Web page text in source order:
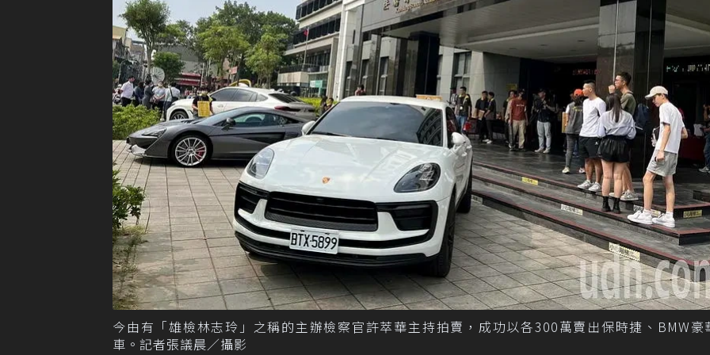
今由有「雄檢林志玲」之稱的主辦檢察官許萃華主持拍賣，成功以各300萬賣出保時捷、BMW豪
車。記者張議晨／攝影